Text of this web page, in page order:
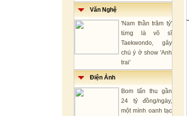
Văn Nghệ
'Nam thần trăm tỷ'
từng là võ sĩ
Taekwondo, gây
chú ý ở show 'Anh
trai'
Điện Ảnh
Bom tấn thu gần
24 tỷ đồng/ngày,
một mình oanh tạc